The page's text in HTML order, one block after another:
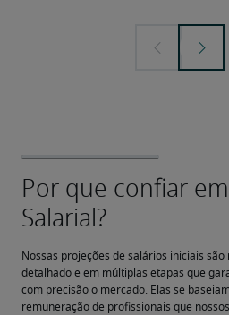
Nossas projeções de salários iniciais
detalhado e em múltiplas etapas que
com precisão o mercado. Elas se
remuneração de profissionais que